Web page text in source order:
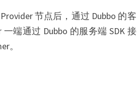
节点后，通过 Dubbo 的客
端通过 Dubbo 的服务端 SDK 接
。